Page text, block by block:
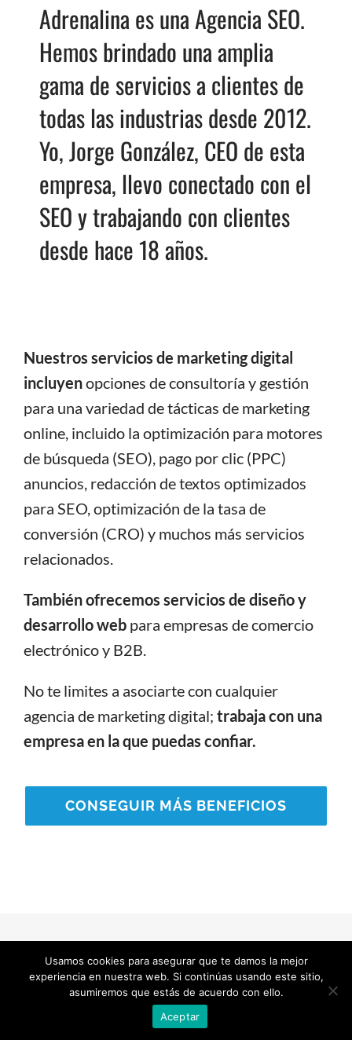
Adrenalina es una Agencia SEO.
Hemos brindado una amplia
gama de servicios a clientes de
todas las industrias desde 2012.
Yo, Jorge González, CEO de esta
empresa, llevo conectado con el
SEO y trabajando con clientes
desde hace 18 años.
Nuestros servicios de marketing digital
incluyenopciones de consultoría y gestión
para una variedad de tácticas de marketing
online, incluido la optimización para motores
de búsqueda (SEO), pago por clic (PPC)
anuncios, redacción de textos optimizados
para SEO, optimización de la tasa de
conversión (CRO) y muchos más servicios
relacionados.
También ofrecemos servicios de diseño y
desarrollo web para empresas de comercio
electrónico y B2B.
No te limites a asociarte con cualquier
agencia de marketing digital; trabaja con una
empresa en la que puedas confiar.
CONSEGUIR MÁS BENEFICIOS
Usamos cookies para asegurar que te damos la mejor
experiencia en nuestra web. Si continúas usando este sitio,
asumiremos que estás de acuerdo con ello.
Aceptar